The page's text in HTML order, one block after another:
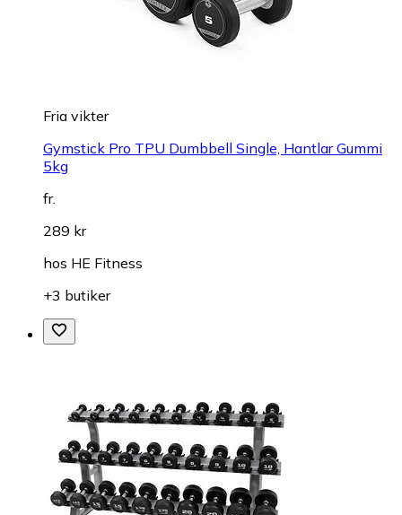
Fria vikter
Gymstick Pro TPU Dumbbell Single, Hantlar Gummi
5kg
fr.
289 kr
hos HE Fitness
+3 butiker